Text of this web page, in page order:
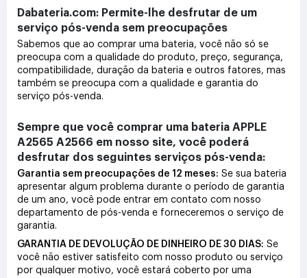
Dabateria.com: Permite-lhe desfrutar de um
serviço pós-venda sem preocupações
Sabemos que ao comprar uma bateria, você não só se
preocupa com a qualidade do produto, preço, segurança,
compatibilidade, duração da bateria e outros fatores, mas
também se preocupa com a qualidade e garantia do
serviço pós-venda.
Sempre que você comprar uma bateria APPLE
A2565 A2566 em nosso site, você poderá
desfrutar dos seguintes serviços pós-venda:
Garantia sem preocupações de 12 meses: Se sua bateria
apresentar algum problema durante o período de garantia
de um ano, você pode entrar em contato com nosso
departamento de pós-venda e forneceremos o serviço de
garantia.
GARANTIA DE DEVOLUÇÃO DE DINHEIRO DE 30 DIAS: Se
você não estiver satisfeito com nosso produto ou serviço
por qualquer motivo, você estará coberto por uma